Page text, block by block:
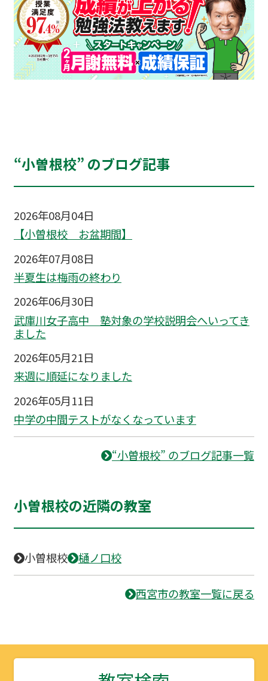
“小曽根校” のブログ記事
2026年08月04日
【小曽根校 お盆期間】
2026年07月08日
半夏生は梅雨の終わり
2026年06月30日
武庫川女子高中 塾対象の学校説明会へいってき
ました
2026年05月21日
来週に順延になりました
2026年05月11日
中学の中間テストがなくなっています
“小曽根校” のブログ記事一覧
小曽根校の近隣の教室
小曽根校 樋ノ口校
西宮市の教室一覧に戻る